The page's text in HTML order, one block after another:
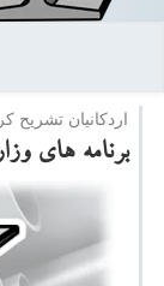
اردكانیان تشریح
برنامه های